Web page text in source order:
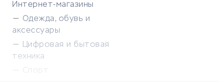
Интернет-магазины
Одежда, обувь и
аксессуары
Цифровая и бытовая
техника
Спорт